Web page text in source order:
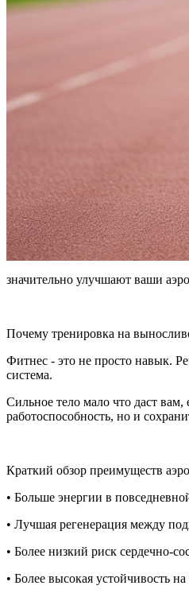
значительно улучшают ваши
Почему тренировка на
Фитнес - это не просто навык.
система.
Сильное тело мало что даст вам,
работоспособность, но и
Краткий обзор преимуществ
• Больше энергии в
• Лучшая регенерация между
• Более низкий риск сердечно-
• Более высокая устойчивость